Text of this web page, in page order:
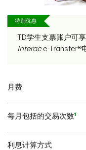
特别优惠
TD学生支票账户可
Interace-Transfer®
月费
每月包括的交易次数1
利息计算方式